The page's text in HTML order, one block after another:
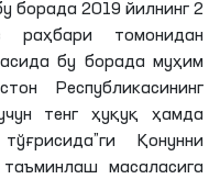
борада 2019 йилнинг 2
раҳбари томонидан
бу борада муҳим
Республикасининг
тенг ҳуқуқ ҳамда
Қонунни
масаласига